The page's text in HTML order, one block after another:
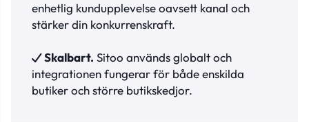
enhetlig kundupplevelse oavsett kanal och
stärker din konkurrenskraft.
Skalbart. Sitoo används globalt och
integrationen fungerar för både enskilda
butiker och större butikskedjor.